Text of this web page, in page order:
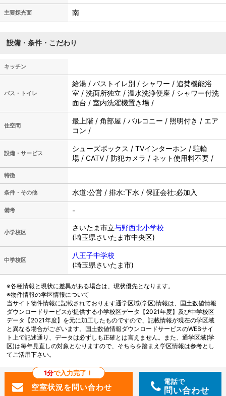
主要採光面 南
設備・条件・こだわり
キッチン
バス・トイレ
給湯 / バストイレ別 / シャワー / 追焚機能浴
室 / 洗面所独立 / 温水洗浄便座 / シャワー付洗
面台 / 室内洗濯機置き場 /
住空間
最上階 / 角部屋 / バルコニー / 照明付き / エア
コン /
設備・サービス
シューズボックス / TVインターホン / 駐輪
場 / CATV / 防犯カメラ / ネット使用料不要 /
特徴
条件・その他 水道:公営 / 排水:下水 / 保証会社:必加入
備考 -
小学校区
さいたま市立与野西北小学校
(埼玉県さいたま市中央区)
中学校区
八王子中学校
(埼玉県さいたま市)
※各種情報と現状に差異がある場合は、現状優先となります。
※物件情報の学区情報について
当サイト物件情報に記載されております通学区域(学区)情報は、国土数値情報
ダウンロードサービスが提供する小学校区データ【2021年度】及び中学校区
データ【2021年度】を元に加工したものですので、記載情報が現在の学区域
と異なる場合がございます。国土数値情報ダウンロードサービスのWEBサイ
ト上で記述通り、データは必ずしも正確とは言えません。また、通学区域(学
区)は毎年見直しの対象となりますので、そちらを踏まえ学区情報は参考とし
てご活用下さい。
1分で入力完了！
電話で
問い合わせ